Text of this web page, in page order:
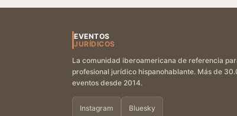
EVENTOS
JURÍDICOS
La comunidad iberoamericana de referencia
profesional jurídico hispanohablante. Más de
eventos desde 2014.
Instagram Bluesky